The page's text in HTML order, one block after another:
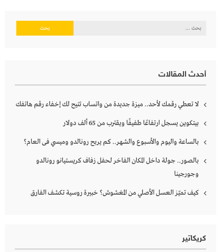
البحث
أحدث المقالات
لا تعطي رقمك لأحد.. ميزة جديدة من واتساب تتيح لك إخفاء رقم هاتفك
بيتكوين يسجل ارتفاعًا طفيفًا ويقترب من 65 ألف دولار
بالساعة واليوم والأسبوع والشهر.. كم يربح رونالدو وميسي فى العام؟
بالصور.. جولة داخل المكان الفاخر لحفل زفاف كريستيانو رونالدو
وجورجينا
كيف تميّز العسل الأصلي من المغشوش؟ خبيرة روسية تكشف الفارق
كريكاتير